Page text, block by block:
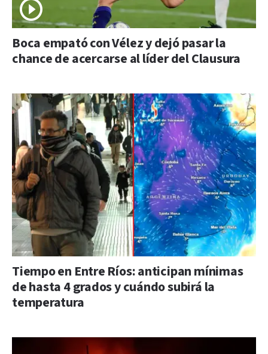
Boca empató con Vélez y dejó pasar la
chance de acercarse al líder del Clausura
Tiempo en Entre Ríos: anticipan mínimas
de hasta 4 grados y cuándo subirá la
temperatura